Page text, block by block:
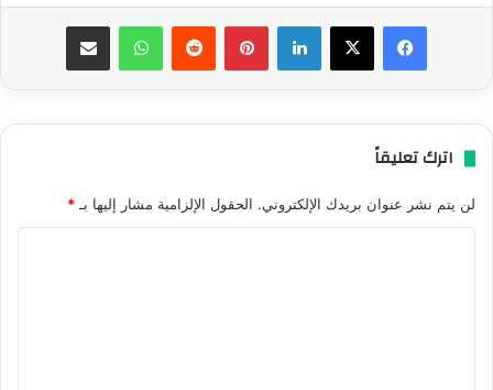
فيسبوك ‫X لينكدإن بينتيريست واتساب مشاركة عبر البريد
اترك تعليقاً
لن يتم نشر عنوان بريدك الإلكتروني. الحقول الإلزامية مشار إليها بـ *